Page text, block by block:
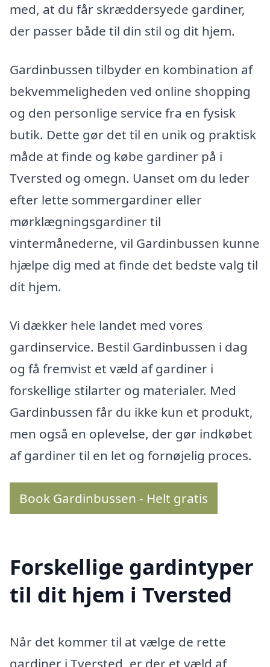
med, at du får skræddersyede gardiner,
der passer både til din stil og dit hjem.
Gardinbussen tilbyder en kombination af
bekvemmeligheden ved online shopping
og den personlige service fra en fysisk
butik. Dette gør det til en unik og praktisk
måde at finde og købe gardiner på i
Tversted og omegn. Uanset om du leder
efter lette sommergardiner eller
mørklægningsgardiner til
vintermånederne, vil Gardinbussen kunne
hjælpe dig med at finde det bedste valg til
dit hjem.
Vi dækker hele landet med vores
gardinservice. Bestil Gardinbussen i dag
og få fremvist et væld af gardiner i
forskellige stilarter og materialer. Med
Gardinbussen får du ikke kun et produkt,
men også en oplevelse, der gør indkøbet
af gardiner til en let og fornøjelig proces.
Book Gardinbussen - Helt gratis
Forskellige gardintyper
til dit hjem i Tversted
Når det kommer til at vælge de rette
gardiner i Tversted, er der et væld af